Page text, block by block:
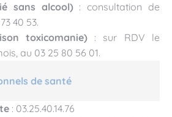
sans alcool): consultation de
40 53.
toxicomanie): sur RDV le
au 03 25 80 56 01.
de santé
: 03.25.40.14.76